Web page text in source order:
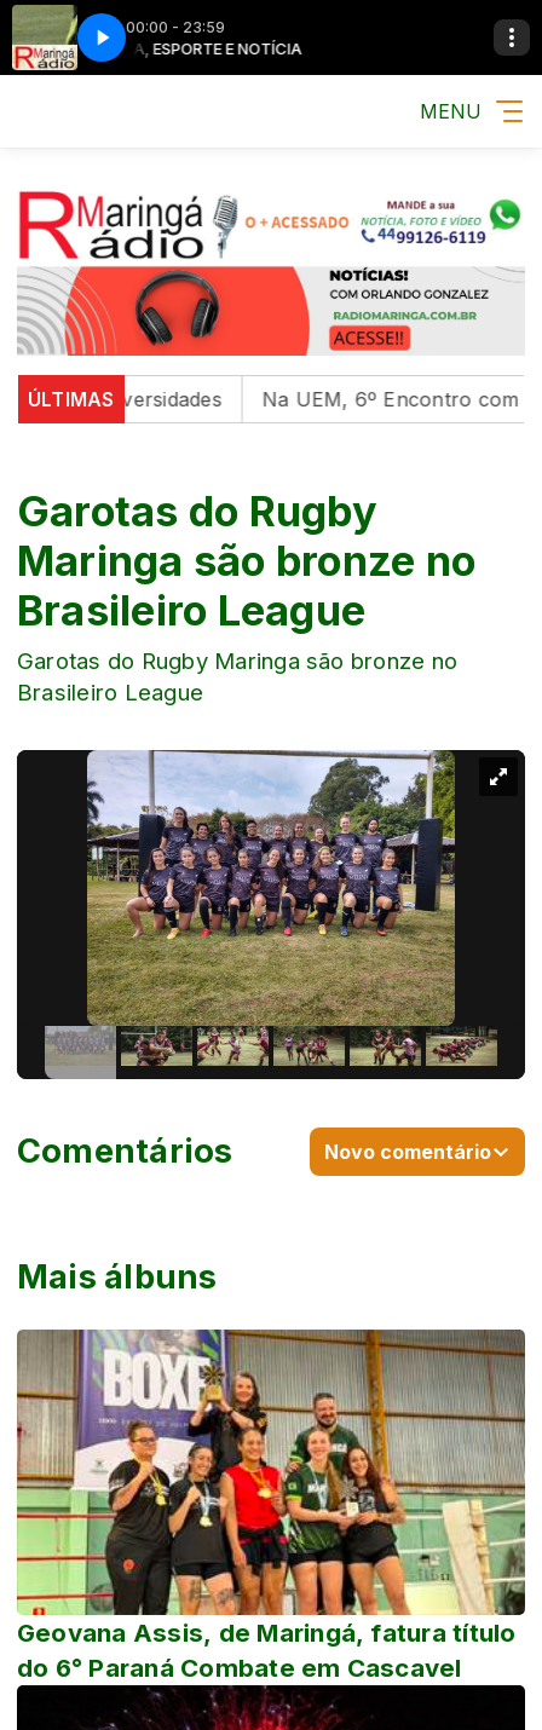
00:00 - 23:59
MÚSICA, ESPORTE E NOTÍCIA
MENU
ÚLTIMAS
em universidades Na UEM, 6º Encontro com as
Garotas do Rugby
Maringa são bronze no
Brasileiro League
Garotas do Rugby Maringa são bronze no
Brasileiro League
Mais álbuns
Geovana Assis, de Maringá, fatura título
do 6° Paraná Combate em Cascavel
Comentários Novo comentário